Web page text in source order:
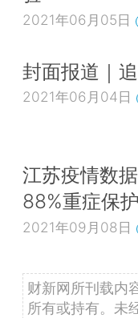
2021年06月05日
封面报道｜
2021年06月04日
江苏疫情数
88%重症保
2021年09月08日
财新网所刊载内
所有或持有。未